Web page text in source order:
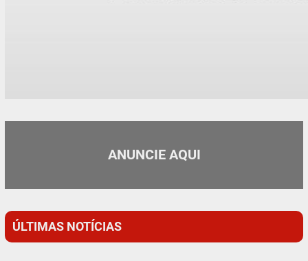
ANUNCIE AQUI
ÚLTIMAS NOTÍCIAS